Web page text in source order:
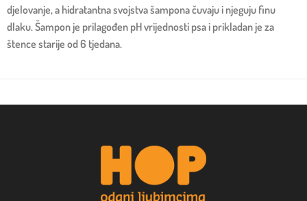
djelovanje, a hidratantna svojstva šampona čuvaju i njeguju finu
dlaku. Šampon je prilagođen pH vrijednosti psa i prikladan je za
štence starije od 6 tjedana.